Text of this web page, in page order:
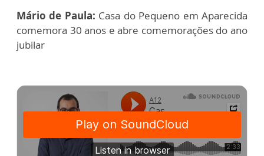
Mário de Paula: Casa do Pequeno em Aparecida
comemora 30 anos e abre comemorações do ano
jubilar